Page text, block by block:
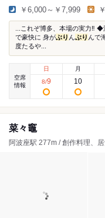
￥6,000～￥7,999
...これぞ博多、本場の実力‼️
で豪快に 身がぶり んぶり んで
度たるや...
空席
情報
日
8/9
月
10
菜々竈
阿波座駅 277m / 創作料理、